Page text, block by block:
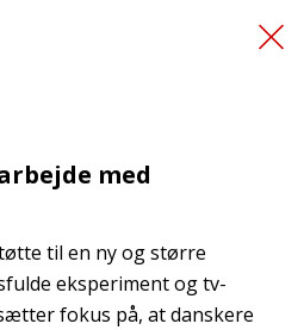
til
med
til en ny og større
eksperiment og tv-
fokus på, at danskere